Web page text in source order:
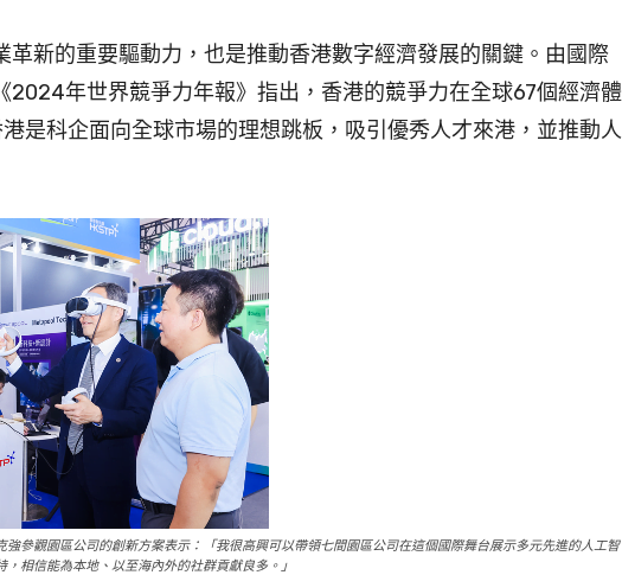
革新的重要驅動力，也是推動香港數字經濟發展的關鍵。由國際
2024年世界競爭力年報》指出，香港的競爭力在全球67個經濟體
是科企面向全球市場的理想跳板，吸引優秀人才來港，並推動人
強參觀園區公司的創新方案表示：「我很高興可以帶領七間園區公司在這個國際舞台展示多元先進的人工智
相信能為本地、以至海內外的社群貢獻良多。」